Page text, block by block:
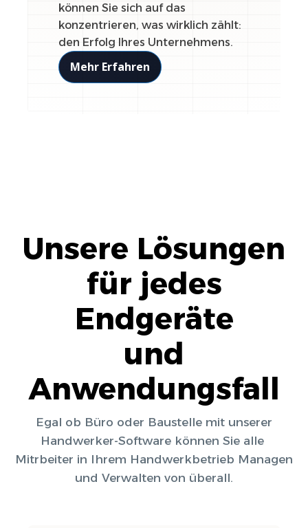
können Sie sich auf das
konzentrieren, was wirklich zählt:
den Erfolg Ihres Unternehmens.
Mehr Erfahren
Unsere Lösungen
für jedes
Endgeräte
und
Anwendungsfall
Egal ob Büro oder Baustelle mit unserer
Handwerker-Software können Sie alle
Mitrbeiter in Ihrem Handwerkbetrieb Managen
und Verwalten von überall.